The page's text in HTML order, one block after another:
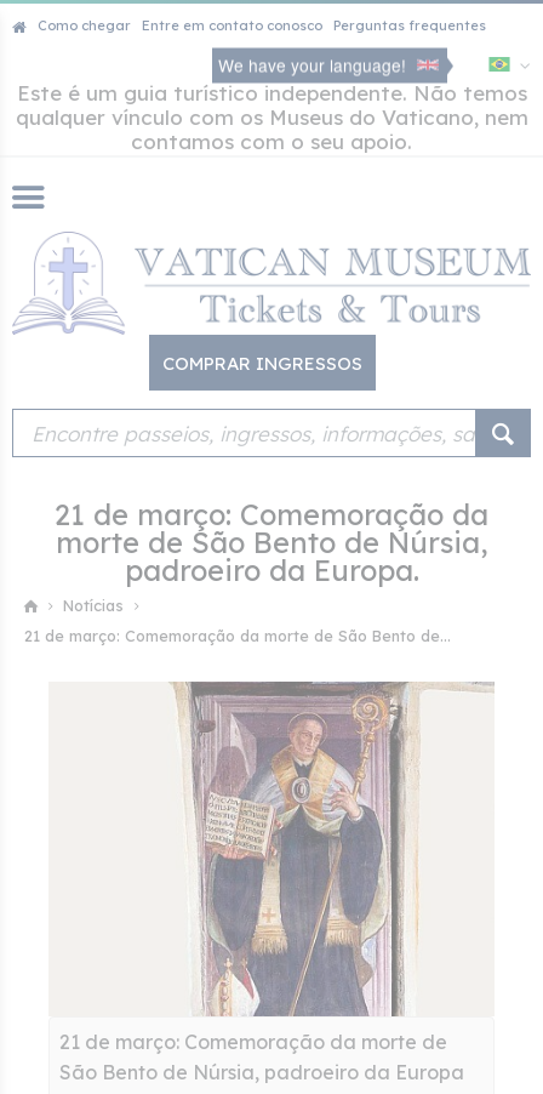
Como chegar Entre em contato conosco Perguntas frequentes
We have your language!
Este é um guia turístico independente. Não temos
qualquer vínculo com os Museus do Vaticano, nem
contamos com o seu apoio.
COMPRAR INGRESSOS
21 de março: Comemoração da
morte de São Bento de Núrsia,
padroeiro da Europa.
Notícias
21 de março: Comemoração da morte de São Bento de...
21 de março: Comemoração da morte de
São Bento de Núrsia, padroeiro da Europa